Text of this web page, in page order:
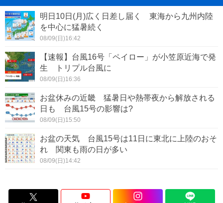
明日10日(月)広く日差し届く 東海から九州内陸
を中心に猛暑続く
08/09(日)16:42
【速報】台風16号「ペイロー」が小笠原近海で発
生 トリプル台風に
08/09(日)16:36
お盆休みの近畿 猛暑日や熱帯夜から解放される
日も 台風15号の影響は?
08/09(日)15:50
お盆の天気 台風15号は11日に東北に上陸のおそ
れ 関東も雨の日が多い
08/09(日)14:42